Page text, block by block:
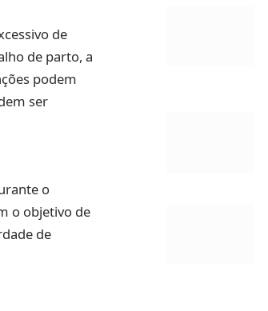
de
de parto, a
podem
ser
o
o objetivo de
de